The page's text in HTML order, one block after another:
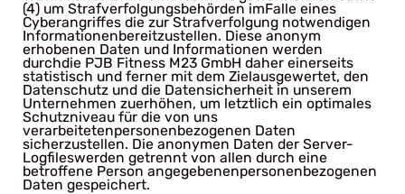
(4) um Strafverfolgungsbehörden imFalle eines
Cyberangriffes die zur Strafverfolgung notwendigen
Informationenbereitzustellen. Diese anonym
erhobenen Daten und Informationen werden
durchdie PJB Fitness M23 GmbH daher einerseits
statistisch und ferner mit dem Zielausgewertet, den
Datenschutz und die Datensicherheit in unserem
Unternehmen zuerhöhen, um letztlich ein optimales
Schutzniveau für die von uns
verarbeitetenpersonenbezogenen Daten
sicherzustellen. Die anonymen Daten der Server-
Logfileswerden getrennt von allen durch eine
betroffene Person angegebenenpersonenbezogenen
Daten gespeichert.